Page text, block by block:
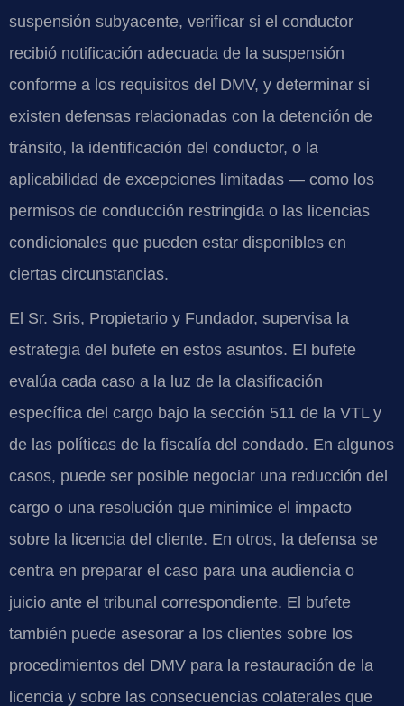
suspensión subyacente, verificar si el conductor
recibió notificación adecuada de la suspensión
conforme a los requisitos del DMV, y determinar si
existen defensas relacionadas con la detención de
tránsito, la identificación del conductor, o la
aplicabilidad de excepciones limitadas — como los
permisos de conducción restringida o las licencias
condicionales que pueden estar disponibles en
ciertas circunstancias.
El Sr. Sris, Propietario y Fundador, supervisa la
estrategia del bufete en estos asuntos. El bufete
evalúa cada caso a la luz de la clasificación
específica del cargo bajo la sección 511 de la VTL y
de las políticas de la fiscalía del condado. En algunos
casos, puede ser posible negociar una reducción del
cargo o una resolución que minimice el impacto
sobre la licencia del cliente. En otros, la defensa se
centra en preparar el caso para una audiencia o
juicio ante el tribunal correspondiente. El bufete
también puede asesorar a los clientes sobre los
procedimientos del DMV para la restauración de la
licencia y sobre las consecuencias colaterales que